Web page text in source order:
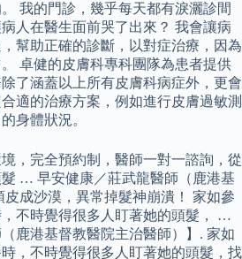
我的門診，幾乎每天都有淚灑診間
人在醫生面前哭了出來？ 我會讓病
幫助正確的診斷，以對症治療，因為
卓健的皮膚科專科團隊為患者提供
了涵蓋以上所有皮膚科病症外，更會
適的治療方案，例如進行皮膚過敏測
身體狀況。
，完全預約制，醫師一對一諮詢，從
… 早安健康／莊武龍醫師（鹿港基
成沙漠，異常掉髮神崩潰！ 家如參
不時覺得很多人盯著她的頭髮， …
鹿港基督教醫院主治醫師）】. 家如
，不時覺得很多人盯著她的頭髮，找